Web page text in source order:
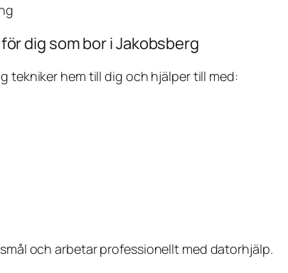
dig som bor i Jakobsberg
tekniker hem till dig och hjälper till med:
och arbetar professionellt med datorhjälp.